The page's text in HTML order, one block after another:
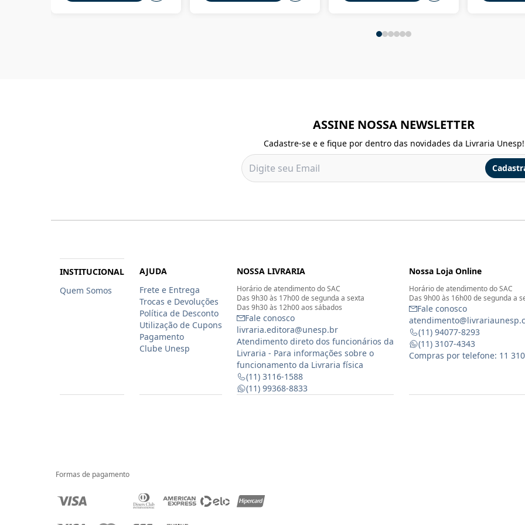
ASSINE NOSSA NEWSLETTER
Cadastre-se e e fique por dentro das novidades da Livraria Unesp!
INSTITUCIONAL
Quem Somos
AJUDA
Frete e Entrega
Trocas e Devoluções
Política de Desconto
Utilização de Cupons
Pagamento
Clube Unesp
NOSSA LIVRARIA
Horário de atendimento do SAC
Das 9h30 às 17h00 de segunda a sexta
Das 9h30 às 12h00 aos sábados
Fale conosco
livraria.editora@unesp.br
Atendimento direto dos funcionários da
Livraria - Para informações sobre o
funcionamento da Livraria física
(11) 3116-1588
(11) 99368-8833
Nossa Loja Online
Horário de atendimento do SAC
Das 9h00 às 16h00 de segunda a
Fale conosco
(11) 94077-8293
(11) 3107-4343
Compras por telefone: 11
Formas de pagamento